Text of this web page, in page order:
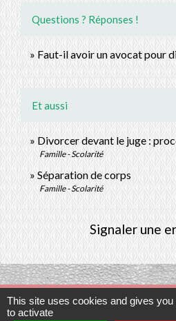
Questions ? Réponses !
Faut-il avoir un avocat pour
Et aussi
Divorcer devant le juge :
Famille - Scolarité
Séparation de corps
Famille - Scolarité
Signaler une
This site uses cookies and gives
to activate